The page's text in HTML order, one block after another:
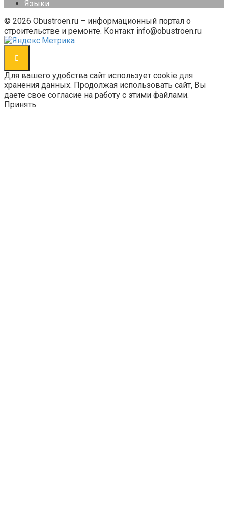
Языки
© 2026 Obustroen.ru – информационный портал о
строительстве и ремонте. Контакт info@obustroen.ru
Для вашего удобства сайт использует cookie для
хранения данных. Продолжая использовать сайт, Вы
даете свое согласие на работу с этими файлами.
Принять